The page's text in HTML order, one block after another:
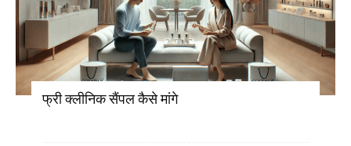
फ्री क्लीनिक सैंपल कैसे मांगे